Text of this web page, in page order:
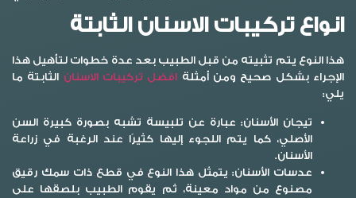
انواع تركيبات الاسنان الثابتة
هذا النوع يتم تثبيته من قبل الطبيب بعد عدة خطوات لتأهيل هذا
الإجراء بشكل صحيح ومن أمثلة افضل تركيبات الاسنان الثابتة ما
يلي:
تيجان الأسنان: عبارة عن تلبيسة تشبه بصورة كبيرة السن
الأصلي، كما يتم اللجوء إليها كثيرًا عند الرغبة في زراعة
الأسنان.
عدسات الأسنان:يتمثل هذا النوع في قطع ذات سمك رقيق
مصنوع من مواد معينة، ثم يقوم الطبيب بلصقها على